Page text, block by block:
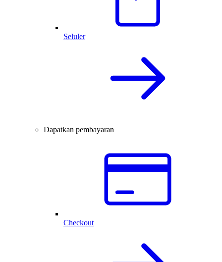
Seluler
Dapatkan pembayaran
Checkout